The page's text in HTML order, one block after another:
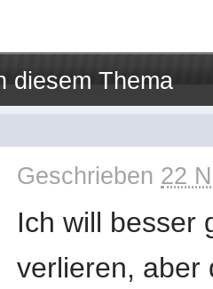
diesem Thema
Geschrieben 22
Ich will besser
verlieren, aber